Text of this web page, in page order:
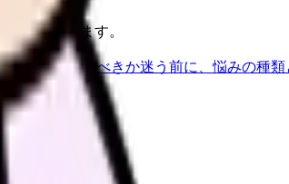
を減らせます。
で診断辞めるべきか迷う前に、悩みの種類